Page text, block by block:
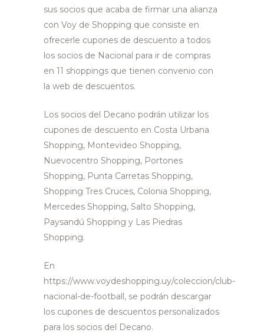
sus socios que acaba de firmar una alianza
con Voy de Shopping que consiste en
ofrecerle cupones de descuento a todos
los socios de Nacional para ir de compras
en 11 shoppings que tienen convenio con
la web de descuentos.
Los socios del Decano podrán utilizar los
cupones de descuento en Costa Urbana
Shopping, Montevideo Shopping,
Nuevocentro Shopping, Portones
Shopping, Punta Carretas Shopping,
Shopping Tres Cruces, Colonia Shopping,
Mercedes Shopping, Salto Shopping,
Paysandú Shopping y Las Piedras
Shopping.
En
https://www.voydeshopping.uy/coleccion/club-
nacional-de-football, se podrán descargar
los cupones de descuentos personalizados
para los socios del Decano.